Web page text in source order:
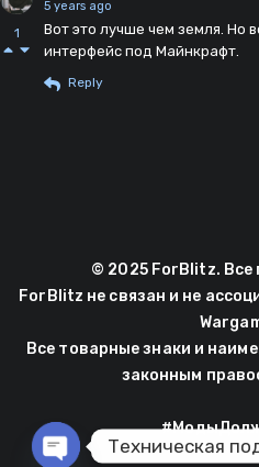
1
5 years ago
Вот это лучше чем земля. Но
интерфейс под Майнкрафт.
Reply
© 2025 ForBlitz.
ForBlitz не связан и не
Все товарные знаки и
законным
Техническая